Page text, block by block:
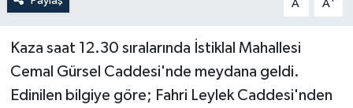
A A
Kaza saat 12.30 sıralarında İstiklal Mahallesi
Cemal Gürsel Caddesi'nde meydana geldi.
Edinilen bilgiye göre; Fahri Leylek Caddesi'nden
Magazin
Öğle Bülteni
Sağlık